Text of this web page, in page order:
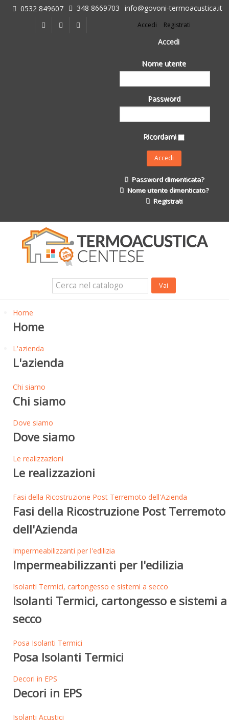
0532 849607 348 8669703 info@govoni-termoacustica.it
Accedi Registrati
Accedi
Nome utente
Password
Ricordami
Password dimenticata?
Nome utente dimenticato?
Registrati
L'azienda
Chi siamo
Fasi della Ricostruzione Post Terremoto
Impermeabilizzanti per l'edilizia
Isolanti Termici, cartongesso e sistemi a secco
Impermeabilizzanti per l'edilizia
Isolanti Termici, cartongesso e sistemi a secco
Isolanti Acustici
Porte e Finestre
Home
Home
L'azienda
L'azienda
Chi siamo
Chi siamo
Dove siamo
Dove siamo
Le realizzazioni
Le realizzazioni
Fasi della Ricostruzione Post Terremoto dell'Azienda
Fasi della Ricostruzione Post Terremoto
dell'Azienda
Impermeabilizzanti per l'edilizia
Impermeabilizzanti per l'edilizia
Isolanti Termici, cartongesso e sistemi a secco
Isolanti Termici, cartongesso e sistemi a
secco
Posa Isolanti Termici
Posa Isolanti Termici
Decori in EPS
Decori in EPS
Isolanti Acustici